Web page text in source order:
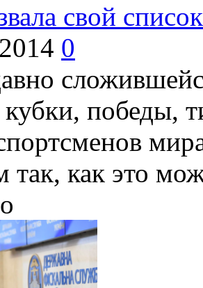
свой
0
победы,
так, как это